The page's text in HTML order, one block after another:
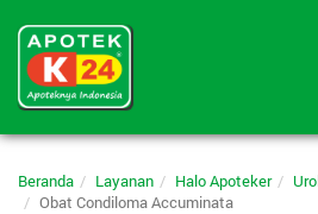
Beranda Layanan Halo Apoteker
Obat Condiloma Accuminata